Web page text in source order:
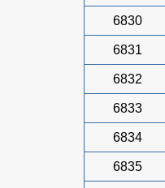
6830
6831
6832
6833
6834
6835